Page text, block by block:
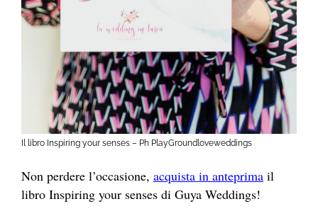
Il libro Inspiring your senses – Ph PlayGroundloveweddings
Non perdere l’occasione, acquista in anteprima il
libro Inspiring your senses di Guya Weddings!